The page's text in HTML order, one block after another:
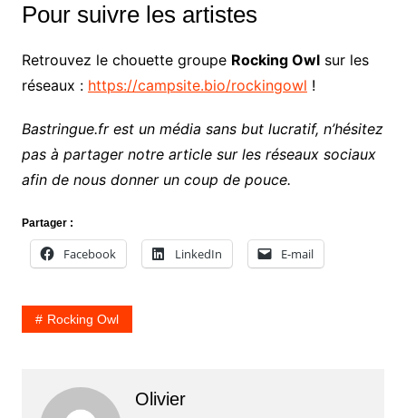
Pour suivre les artistes
Retrouvez le chouette groupe Rocking Owlsur les
réseaux : https://campsite.bio/rockingowl !
Bastringue.fr est un média sans but lucratif, n’hésitez
pas à partager notre article sur les réseaux sociaux
afin de nous donner un coup de pouce.
Partager :
Facebook LinkedIn E-mail
Rocking Owl
Olivier